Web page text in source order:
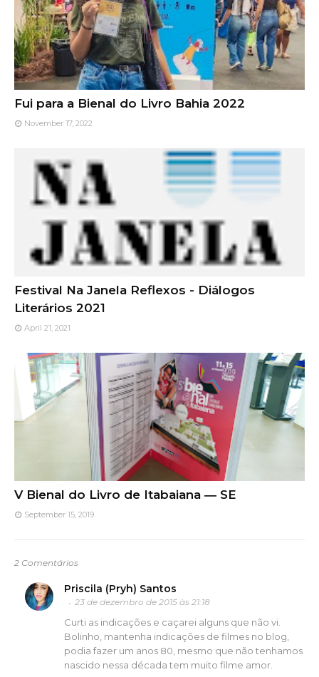
Fui para a Bienal do Livro Bahia 2022
November 17, 2022
Festival Na Janela Reflexos - Diálogos
Literários 2021
April 21, 2021
V Bienal do Livro de Itabaiana ― SE
September 15, 2019
2 Comentários
Priscila (Pryh) Santos
23 de dezembro de 2015 às 21:18
Curti as indicações e caçarei alguns que não vi.
Bolinho, mantenha indicações de filmes no blog,
podia fazer um anos 80, mesmo que não tenhamos
nascido nessa década tem muito filme amor.